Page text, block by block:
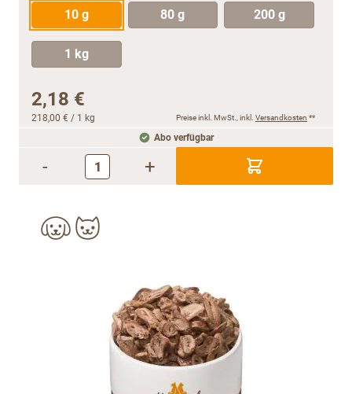
10 g 80 g 200 g
1 kg
2,18 €
218,00 € / 1 kg Preise inkl. MwSt., inkl. Versandkosten **
Abo verfügbar
- +